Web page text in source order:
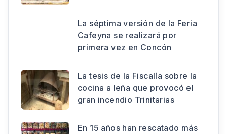
La séptima versión de la Feria
Cafeyna se realizará por
primera vez en Concón
La tesis de la Fiscalía sobre la
cocina a leña que provocó el
gran incendio Trinitarias
En 15 años han rescatado más